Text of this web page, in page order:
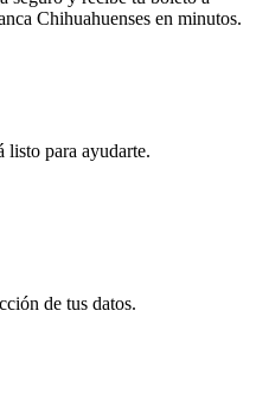
Chihuahuenses en minutos.
listo para ayudarte.
de tus datos.